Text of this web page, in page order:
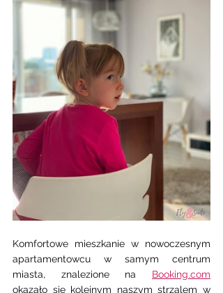
Komfortowe mieszkanie w nowoczesnym
apartamentowcu w samym centrum
miasta, znalezione na Booking.com
okazało się kolejnym naszym strzalem w